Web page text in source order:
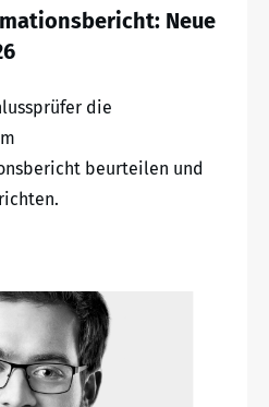
Neue
die
beurteilen und